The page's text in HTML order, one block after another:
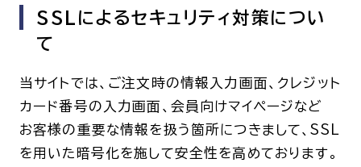
SSLによるセキュリティ対策につい
て
当サイトでは、ご注文時の情報入力画面、クレジット
カード番号の入力画面、会員向けマイページなど
お客様の重要な情報を扱う箇所につきまして、SSL
を用いた暗号化を施して安全性を高めております。